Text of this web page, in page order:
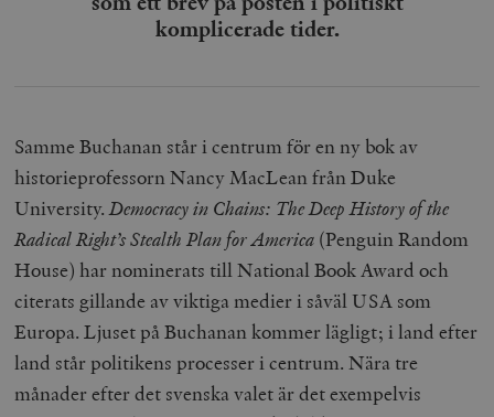
komplicerade tider.
Samme Buchanan står i centrum för en ny bok av
historieprofessorn Nancy MacLean från Duke
University. Democracy in Chains: The Deep History of the
Radical Right’s Stealth Plan for America (Penguin Random
House) har nominerats till National Book Award och
citerats gillande av viktiga medier i såväl USA som
Europa. Ljuset på Buchanan kommer lägligt; i land efter
land står politikens processer i centrum. Nära tre
månader efter det svenska valet är det exempelvis